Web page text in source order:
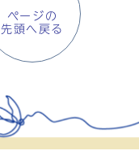
ページの
先頭へ戻る